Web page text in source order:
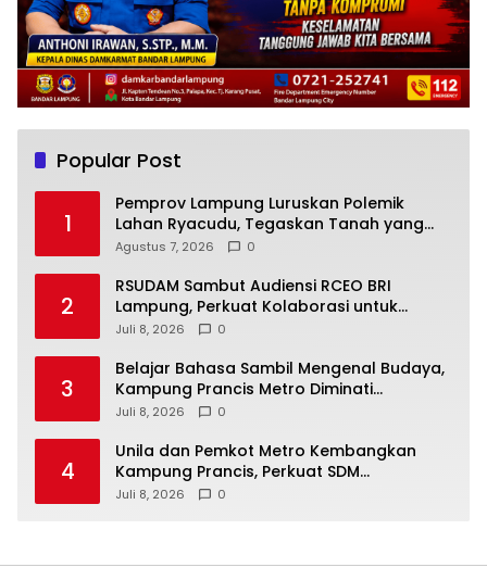
Popular Post
1
Pemprov Lampung Luruskan Polemik
Lahan Ryacudu, Tegaskan Tanah yang
Dipersoalkan Bukan Aset Provinsi
Agustus 7, 2026 0
2
RSUDAM Sambut Audiensi RCEO BRI
Lampung, Perkuat Kolaborasi untuk
Pengembangan Layanan dan SDM
Juli 8, 2026 0
3
Belajar Bahasa Sambil Mengenal Budaya,
Kampung Prancis Metro Diminati
Masyarakat
Juli 8, 2026 0
4
Unila dan Pemkot Metro Kembangkan
Kampung Prancis, Perkuat SDM
Berwawasan Internasional
Juli 8, 2026 0